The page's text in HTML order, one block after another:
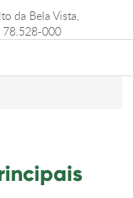
da Bela Vista,
000